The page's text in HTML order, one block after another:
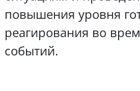
повышения уровня
реагирования во
событий.